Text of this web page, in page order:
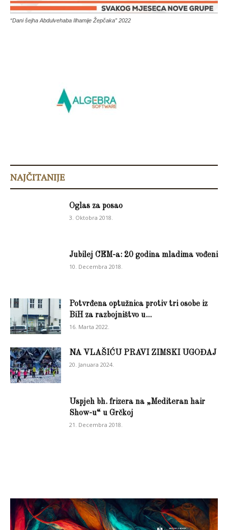
“Dani šejha Abdulvehaba Ilhamije Žepčaka” 2022
NAJČITANIJE
Oglas za posao
3. Oktobra 2018.
Jubilej CEM-a: 20 godina mladima vođeni
10. Decembra 2018.
Potvrđena optužnica protiv tri osobe iz
BiH za razbojništvo u...
16. Marta 2022.
NA VLAŠIĆU PRAVI ZIMSKI UGOĐAJ
20. Januara 2024.
Uspjeh bh. frizera na „Mediteran hair
Show-u“ u Grčkoj
21. Decembra 2018.